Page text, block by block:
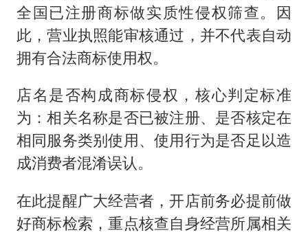
全国已注册商标做实质性侵权筛查。因
此，营业执照能审核通过，并不代表自动
拥有合法商标使用权。
店名是否构成商标侵权，核心判定标准
为：相关名称是否已被注册、是否核定在
相同服务类别使用、使用行为是否足以造
成消费者混淆误认。
在此提醒广大经营者，开店前务必提前做
好商标检索，重点核查自身经营所属相关